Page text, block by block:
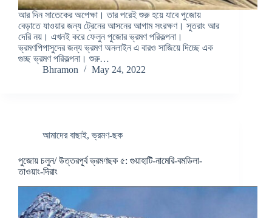
আর দিন সাতেকের অপেক্ষা। তার পরেই শুরু হয়ে যাবে পুজোয়
বেড়াতে যাওয়ার জন্য ট্রেনের আসনের আগাম সংরক্ষণ। সুতরাং আর
দেরি নয়। এখনই করে ফেলুন পুজোর ভ্রমণ পরিকল্পনা।
ভ্রমণপিপাসুদের জন্য ভ্রমণ অনলাইন এ বারও সাজিয়ে দিচ্ছে এক
গুচ্ছ ভ্রমণ পরিকল্পনা। শুরু…
Bhramon
May 24, 2022
আমাদের বাছাই,ভ্রমণ-ছক
পুজোয় চলুন/ উত্তরপূর্ব ভ্রমণছক ৫: গুয়াহাটি-নামেরি-বমডিলা-
তাওয়াং-দিরাং